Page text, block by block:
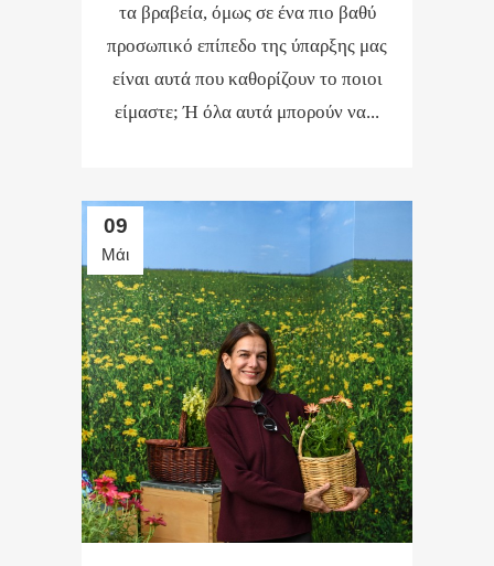
τα βραβεία, όμως σε ένα πιο βαθύ
προσωπικό επίπεδο της ύπαρξης μας
είναι αυτά που καθορίζουν το ποιοι
είμαστε; Ή όλα αυτά μπορούν να...
09
Μάι